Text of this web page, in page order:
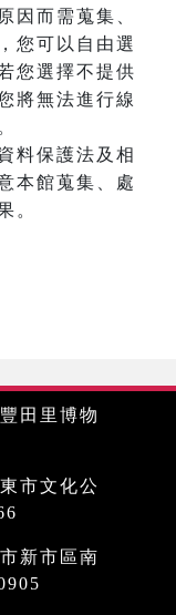
因而需蒐集、
您可以自由選
您選擇不提供
將無法進行線
料保護法及相
本館蒐集、處
。
田里博物
市文化公
新市區南